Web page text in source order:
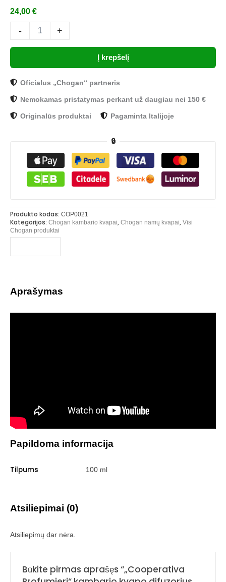
24,00 €
- +
Į krepšelį
Oficialus „Chogan“ partneris
Nemokamas pristatymas perkant už daugiau nei 150 €
Originalūs produktai Pagaminta Italijoje
🔒
Produkto kodas: COP0021
Kategorijos: Chogan kambario kvapai, Chogan namų kvapai, Visi
Chogan produktai
Aprašymas
Papildoma informacija
Tilpums 100 ml
Atsiliepimai (0)
Atsiliepimų dar nėra.
Būkite pirmas aprašęs “„Cooperativa